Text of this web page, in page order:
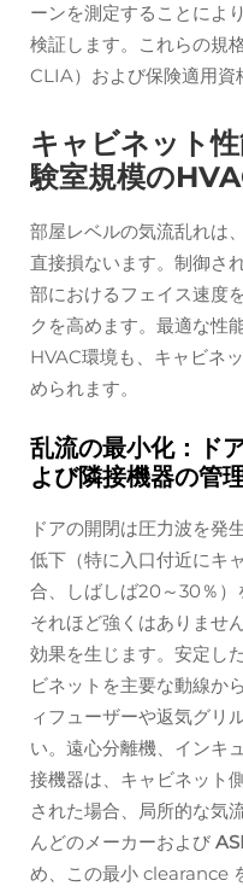
ーンを測定することによ
検証します。これらの規
CLIA）および保険適用資
キャビネット
験室規模の
部屋レベルの気流乱れは
直接損ないます。制御さ
部におけるフェイス速度
クを高めます。最適な性
HVAC環境も、キャビネ
められます。
乱流の最小化：ド
よび隣接機器の管
ドアの開閉は圧力波を発
低下（特に入口付近にキ
合、しばしば20～30％）
それほど強くはありませ
効果を生じます。安定し
ビネットを主要な動線か
ィフューザーや返気グリ
い。遠心分離機、インキ
接機器は、キャビネット
された場合、局所的な気
んどのメーカーおよび
め、この最小 clearance